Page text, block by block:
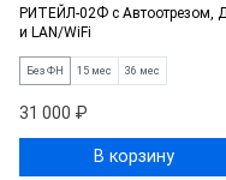
РИТЕЙЛ-02Ф c Автоотрезом,
и LAN/WiFi
Без ФН 15 мес 36 мес
31 000 ₽
В корзину